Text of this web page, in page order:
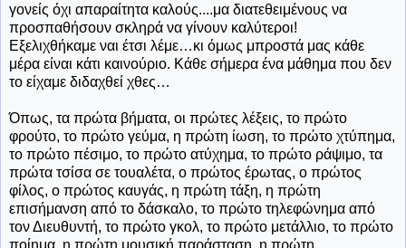
γονείς όχι απαραίτητα καλούς....μα διατεθειμένους να
προσπαθήσουν σκληρά να γίνουν καλύτεροι!
Εξελιχθήκαμε ναι έτσι λέμε…κι όμως μπροστά μας κάθε
μέρα είναι κάτι καινούριο. Κάθε σήμερα ένα μάθημα που δεν
το είχαμε διδαχθεί χθες…
Όπως, τα πρώτα βήματα, οι πρώτες λέξεις, το πρώτο
φρούτο, το πρώτο γεύμα, η πρώτη ίωση, το πρώτο χτύπημα,
το πρώτο πέσιμο, το πρώτο ατύχημα, το πρώτο ράψιμο, τα
πρώτα τσίσα σε τουαλέτα, ο πρώτος έρωτας, ο πρώτος
φίλος, ο πρώτος καυγάς, η πρώτη τάξη, η πρώτη
επισήμανση από το δάσκαλο, το πρώτο τηλεφώνημα από
τον Διευθυντή, το πρώτο γκολ, το πρώτο μετάλλιο, το πρώτο
ποίημα, η πρώτη μουσική παράσταση, η πρώτη